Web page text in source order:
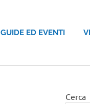
GUIDE ED EVENTI
Cerca